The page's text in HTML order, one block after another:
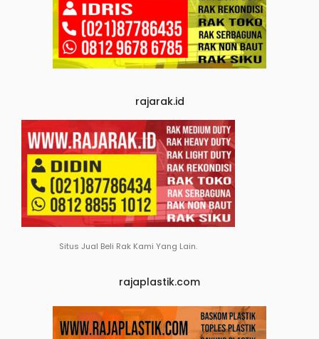
rajarak.id
Situs Jual Beli Rak Kami Yang Lain.
rajaplastik.com